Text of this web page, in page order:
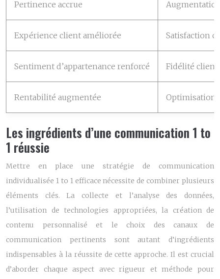
Pertinence accrue
Expérience client améliorée Satisfaction
Sentiment d’appartenance renforcé Fidélité client
Rentabilité augmentée Optimisation
Les ingrédients d’une communication 1 to
1 réussie
Mettre en place une stratégie de communication
individualisée 1 to 1 efficace nécessite de combiner plusieurs
éléments clés. La collecte et l’analyse des données,
l’utilisation de technologies appropriées, la création de
contenu personnalisé et le choix des canaux de
communication pertinents sont autant d’ingrédients
indispensables à la réussite de cette approche. Il est crucial
d’aborder chaque aspect avec rigueur et méthode pour